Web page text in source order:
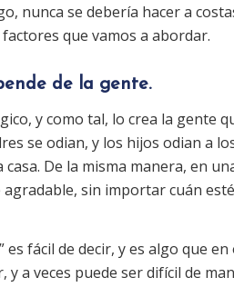
nunca se debería hacer a
que vamos a abordar.
de la gente.
y como tal, lo crea la gente
se odian, y los hijos odian a
De la misma manera, en
sin importar cuán
es fácil de decir, y es algo que
a veces puede ser difícil de